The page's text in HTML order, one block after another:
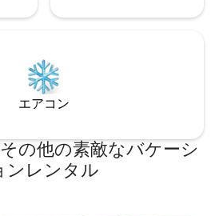
在中にジャグジー
エアコン
の他の素敵なバケーシ
ンレンタル